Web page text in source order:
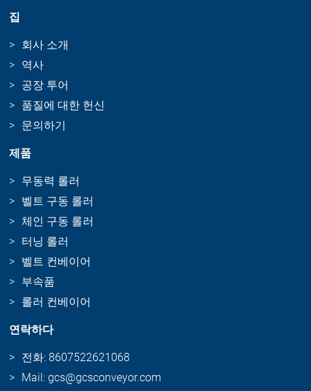
집
회사 소개
역사
공장 투어
품질에 대한 헌신
문의하기
제품
무동력 롤러
벨트 구동 롤러
체인 구동 롤러
터닝 롤러
벨트 컨베이어
부속품
롤러 컨베이어
연락하다
전화: 8607522621068
Mail: gcs@gcsconveyor.com